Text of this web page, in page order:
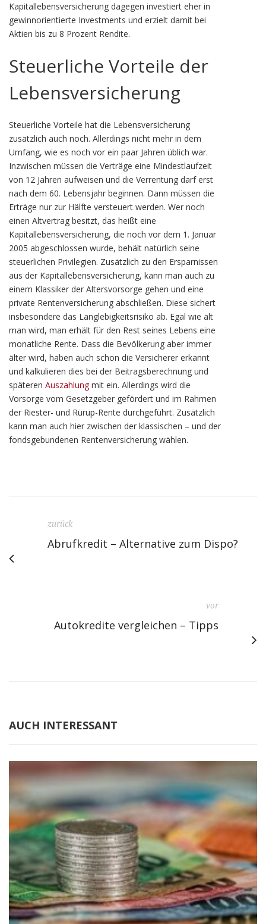
Kapitallebensversicherung dagegen investiert eher in
gewinnorientierte Investments und erzielt damit bei
Aktien bis zu 8 Prozent Rendite.
Steuerliche Vorteile der
Lebensversicherung
Steuerliche Vorteile hat die Lebensversicherung
zusätzlich auch noch. Allerdings nicht mehr in dem
Umfang, wie es noch vor ein paar Jahren üblich war.
Inzwischen müssen die Verträge eine Mindestlaufzeit
von 12 Jahren aufweisen und die Verrentung darf erst
nach dem 60. Lebensjahr beginnen. Dann müssen die
Erträge nur zur Hälfte versteuert werden. Wer noch
einen Altvertrag besitzt, das heißt eine
Kapitallebensversicherung, die noch vor dem 1. Januar
2005 abgeschlossen wurde, behält natürlich seine
steuerlichen Privilegien. Zusätzlich zu den Ersparnissen
aus der Kapitallebensversicherung, kann man auch zu
einem Klassiker der Altersvorsorge gehen und eine
private Rentenversicherung abschließen. Diese sichert
insbesondere das Langlebigkeitsrisiko ab. Egal wie alt
man wird, man erhält für den Rest seines Lebens eine
monatliche Rente. Dass die Bevölkerung aber immer
älter wird, haben auch schon die Versicherer erkannt
und kalkulieren dies bei der Beitragsberechnung und
späteren Auszahlungmit ein. Allerdings wird die
Vorsorge vom Gesetzgeber gefördert und im Rahmen
der Riester- und Rürup-Rente durchgeführt. Zusätzlich
kann man auch hier zwischen der klassischen – und der
fondsgebundenen Rentenversicherung wählen.
zurück
Abrufkredit – Alternative zum Dispo?
vor
Autokredite vergleichen – Tipps
AUCH INTERESSANT